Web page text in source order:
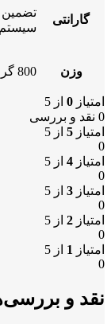
گارانتی
تضمین
سیستم
وزن 800 گرم
امتیاز 0 از 5
0 نقد و بررسی
امتیاز 5 از 5
0
امتیاز 4 از 5
0
امتیاز 3 از 5
0
امتیاز 2 از 5
0
امتیاز 1 از 5
0
نقد و